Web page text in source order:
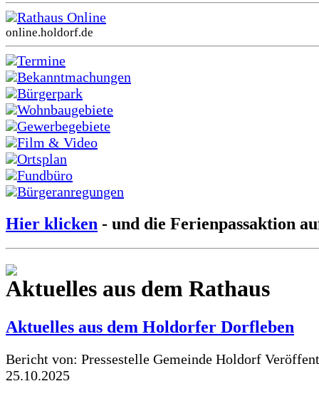
Rathaus Online
online.holdorf.de
Termine
Bekanntmachungen
Bürgerpark
Wohnbaugebiete
Gewerbegebiete
Film & Video
Ortsplan
Fundbüro
Bürgeranregungen
Hier klicken - und die Ferienpassaktion
Aktuelles aus dem Rathaus
Aktuelles aus dem Holdorfer Dorfleben
Bericht von: Pressestelle Gemeinde Holdorf
25.10.2025